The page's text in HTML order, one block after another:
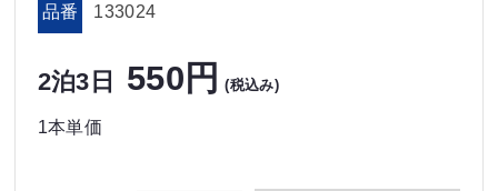
品番 133024
2泊3日 550円 (税込み)
1本単価